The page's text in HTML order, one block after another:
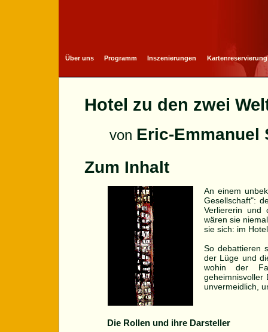
Über uns Programm Inszenierungen Kartenreservierung
Hotel zu den zwei
von Eric-Emmanuel
Zum Inhalt
An einem
Gesellschaft":
Verliererin und
wären sie
sie sich: im
So debattieren
der Lüge und
wohin der
geheimnisvoller
unvermeidlich,
Die Rollen und ihre Darsteller